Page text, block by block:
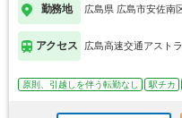
勤務地 広島県 広島市安佐南
アクセス 広島高速交通アスト
原則、引越しを伴う転勤なし 駅チカ